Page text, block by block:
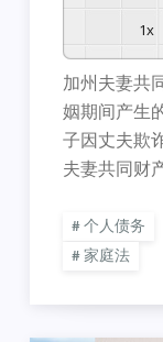
1x
加州夫妻共
姻期间产生
子因丈夫欺
夫妻共同财
个人债务
家庭法